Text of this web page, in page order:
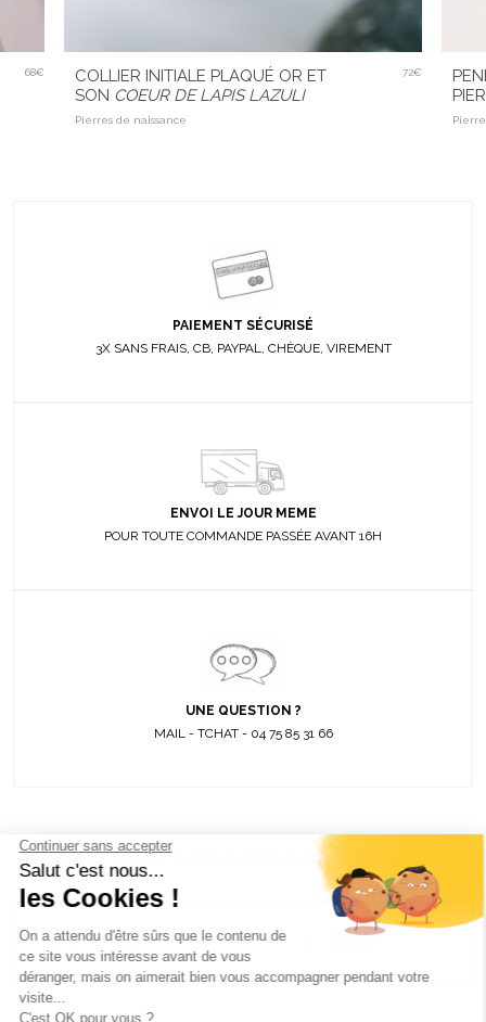
68€
COLLIER INITIALE PLAQUÉ OR ET
SON COEUR DE LAPIS LAZULI
Pierres de naissance
72€
PAIEMENT SÉCURISÉ
3X SANS FRAIS, CB, PAYPAL, CHÈQUE, VIREMENT
ENVOI LE JOUR MEME
POUR TOUTE COMMANDE PASSÉE AVANT 16H
UNE QUESTION ?
MAIL - TCHAT - 04 75 85 31 66
Découvrez toutes nos actualités
EMAIL